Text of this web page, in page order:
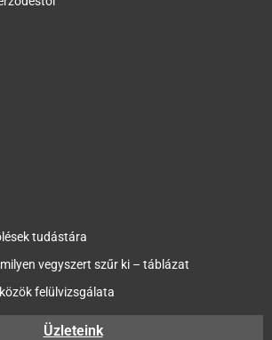
tudástára
vegyszert szűr ki – táblázat
felülvizsgálata
Üzleteink